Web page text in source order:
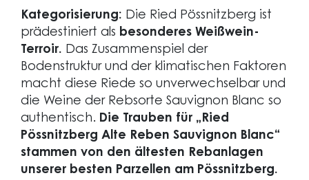
Kategorisierung: Die Ried Pössnitzberg ist
prädestiniert als besonderes Weißwein-
Terroir. Das Zusammenspiel der
Bodenstruktur und der klimatischen Faktoren
macht diese Riede so unverwechselbar und
die Weine der Rebsorte Sauvignon Blanc so
authentisch. Die Trauben für „Ried
Pössnitzberg Alte Reben Sauvignon Blanc“
stammen von den ältesten Rebanlagen
unserer besten Parzellen am Pössnitzberg.